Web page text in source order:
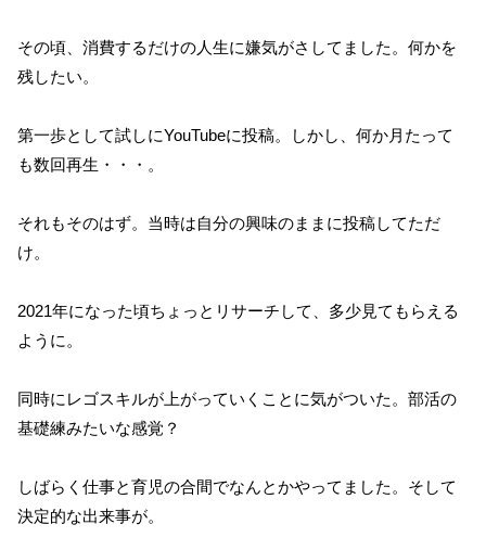
その頃、消費するだけの人生に嫌気がさしてました。何かを
残したい。
第一歩として試しにYouTubeに投稿。しかし、何か月たって
も数回再生・・・。
それもそのはず。当時は自分の興味のままに投稿してただ
け。
2021年になった頃ちょっとリサーチして、多少見てもらえる
ように。
同時にレゴスキルが上がっていくことに気がついた。部活の
基礎練みたいな感覚？
しばらく仕事と育児の合間でなんとかやってました。そして
決定的な出来事が。